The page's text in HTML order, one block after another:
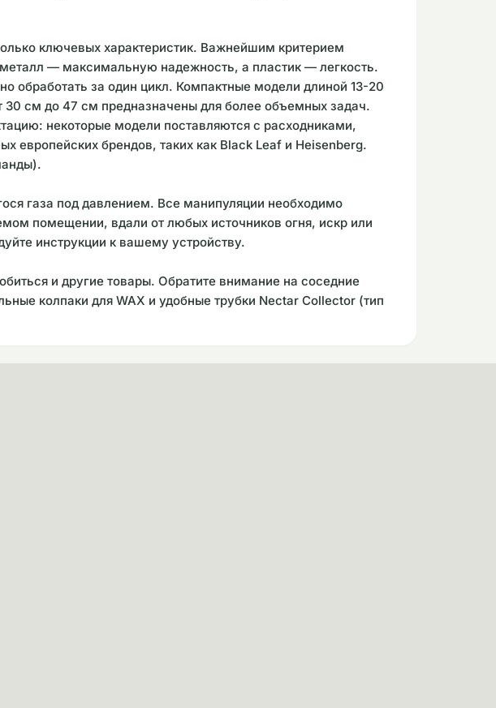
ключевых характеристик. Важнейшим критерием
— максимальную надежность, а пластик — легкость.
обработать за один цикл. Компактные модели длиной 13-20
30 см до 47 см предназначены для более объемных задач.
некоторые модели поставляются с расходниками,
европейских брендов, таких как Black Leaf и Heisenberg.
газа под давлением. Все манипуляции необходимо
помещении, вдали от любых источников огня, искр или
инструкции к вашему устройству.
и другие товары. Обратите внимание на соседние
колпаки для WAX и удобные трубки Nectar Collector (тип